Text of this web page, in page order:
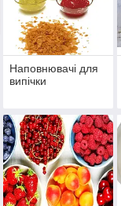
Наповнювачі для
випічки